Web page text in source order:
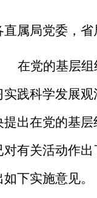
直属局党委，
在党的基层
实践科学发展
提出在党的基
对有关活动作
如下实施意见。